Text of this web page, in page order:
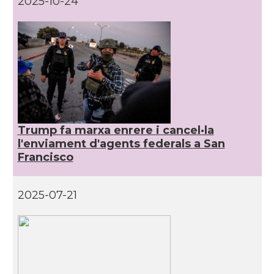
CAMON
CAMON Catalans a DURHAM, NC
CAMON Catalans a Hawaii
CAMON Catalans a Houston - Texas
Trump fa marxa enrere i cancel·la
l'enviament d'agents federals a San
Francisco
2025-07-21